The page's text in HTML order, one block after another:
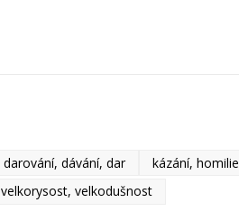
darování, dávání, dar kázání, homilie
velkorysost, velkodušnost